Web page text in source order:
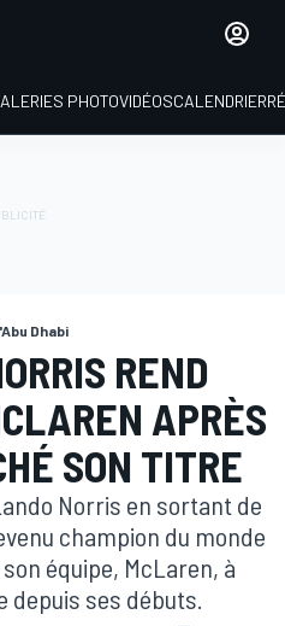
PHOTOVIDÉOSCALENDRIER
Dhabi
REND
APRÈS
SON TITRE
Norris en sortant de
champion du monde
équipe, McLaren, à
depuis ses débuts.